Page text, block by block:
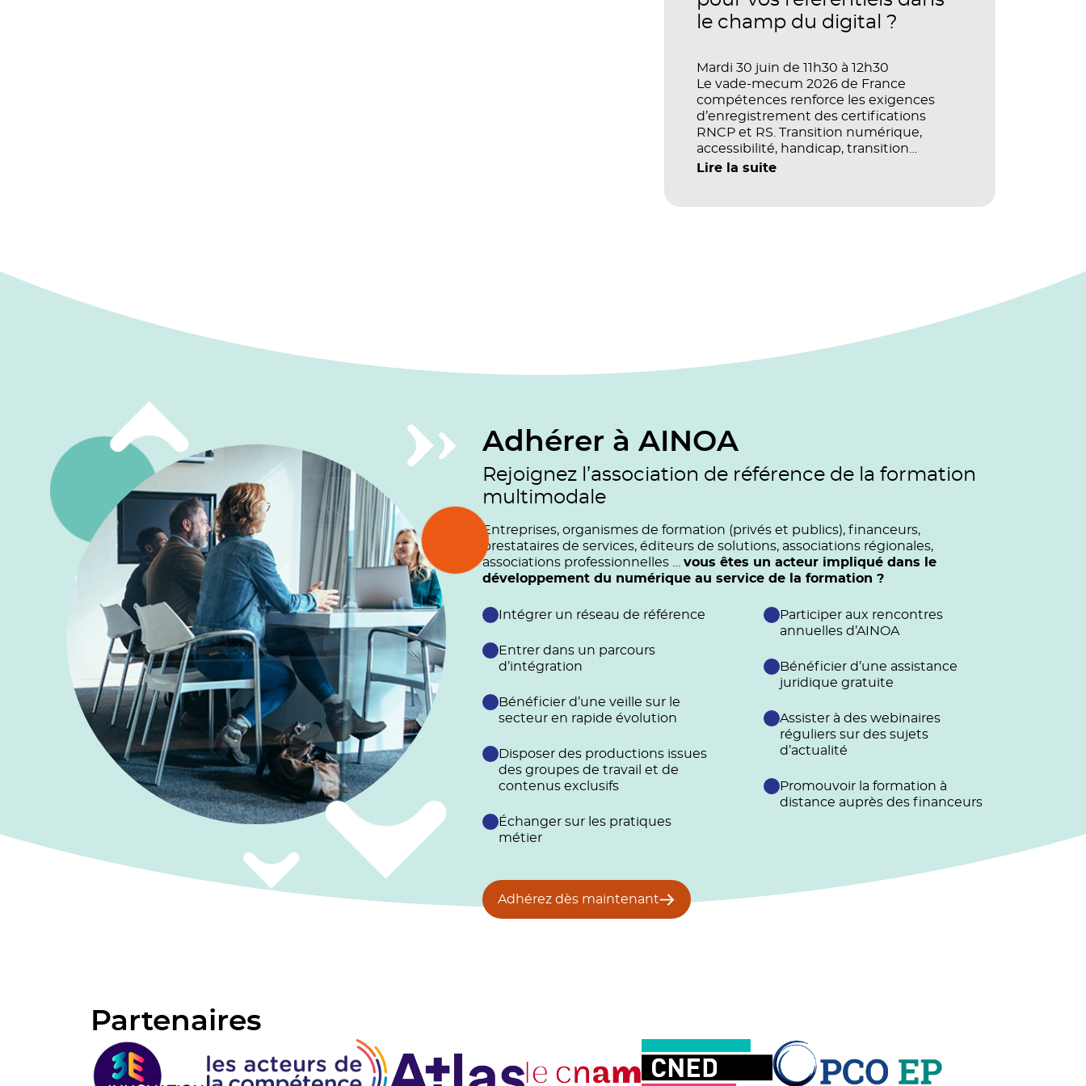
le champ du digital ?
Mardi 30 juin de 11h30 à 12h30
Le vade-mecum 2026 de France
compétences renforce les exigences
d’enregistrement des certifications
RNCP et RS. Transition numérique,
accessibilité, handicap, transition
écologique : quels impacts concrets pour
Lire la suite
Adhérer à AINOA
Rejoignez l’association de référence de la formation
multimodale
Entreprises, organismes de formation (privés et publics), financeurs,
prestataires de services, éditeurs de solutions, associations régionales,
associations professionnelles … vous êtes un acteur impliqué dans le
développement du numérique au service de la formation ?
Intégrer un réseau de référence
Entrer dans un parcours
d’intégration
Bénéficier d’une veille sur le
secteur en rapide évolution
Disposer des productions issues
des groupes de travail et de
contenus exclusifs
Échanger sur les pratiques
métier
Participer aux rencontres
annuelles d’AINOA
Bénéficier d’une assistance
juridique gratuite
Assister à des webinaires
réguliers sur des sujets
d’actualité
Promouvoir la formation à
distance auprès des financeurs
Adhérez dès maintenant
Partenaires